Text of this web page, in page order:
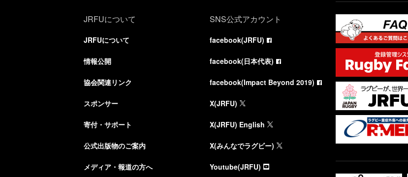
JRFUについて
JRFUについて
情報公開
協会関連リンク
スポンサー
寄付・サポート
公式出版物のご案内
メディア・報道の方へ
SNS公式アカウント
facebook(JRFU)
facebook(日本代表)
facebook(Impact Beyond 2019)
X(JRFU)
X(JRFU) English
X(みんなでラグビー)
Youtube(JRFU)